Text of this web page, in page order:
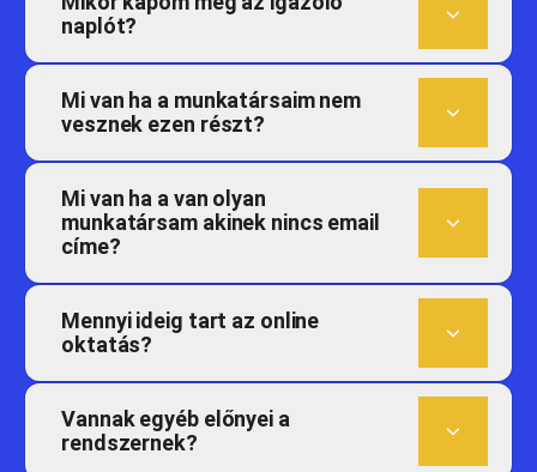
naplót?
Mi van ha a munkatársaim nem
vesznek ezen részt?
Mi van ha a van olyan
munkatársam akinek nincs email
címe?
Mennyi ideig tart az online
oktatás?
Vannak egyéb előnyei a
rendszernek?